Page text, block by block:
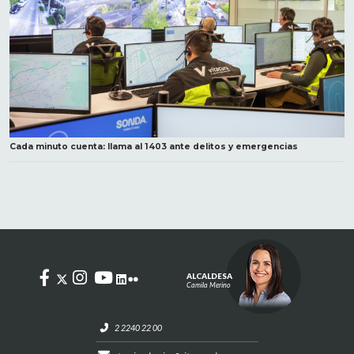
Cada minuto cuenta: llama al 1403 ante delitos y emergencias
2 2240 22 00
ALCALDESA
Camila Merino